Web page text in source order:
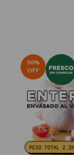
30%
OFF